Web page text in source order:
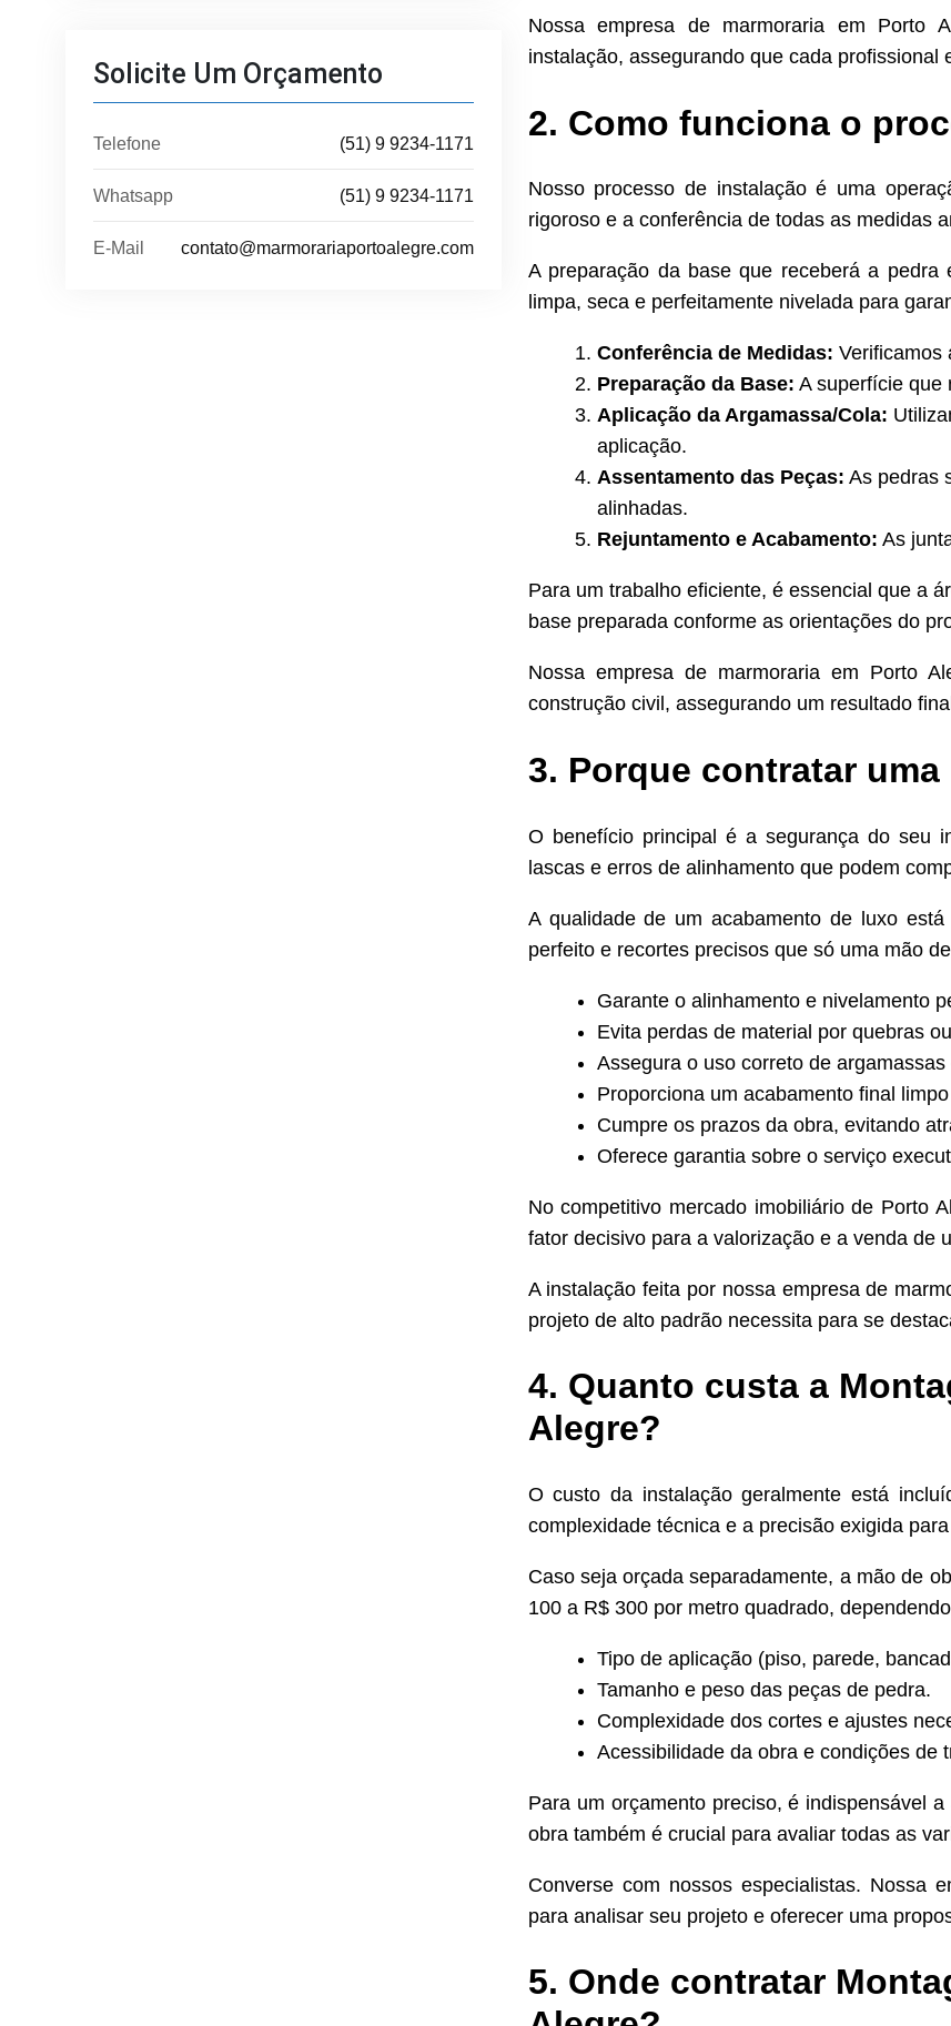
Solicite Um Orçamento
Telefone (51) 9 9234-1171
Whatsapp (51) 9 9234-1171
E-Mail contato@marmorariaportoalegre.com
Nossa empresa de marmoraria em Porto
instalação, assegurando que cada profissional
2. Como funciona o
Nosso processo de instalação é uma
rigoroso e a conferência de todas as medidas
A preparação da base que receberá a
limpa, seca e perfeitamente nivelada para
Conferência de Medidas: Verificamos
Preparação da Base: A superfície que
Aplicação da Argamassa/Cola:
aplicação.
Assentamento das Peças: As pedras
alinhadas.
Rejuntamento e Acabamento: As
Para um trabalho eficiente, é essencial que a
base preparada conforme as orientações do
Nossa empresa de marmoraria em Porto
construção civil, assegurando um resultado
3. Porque contratar
O benefício principal é a segurança do seu
lascas e erros de alinhamento que podem
A qualidade de um acabamento de luxo
perfeito e recortes precisos que só uma mão
Garante o alinhamento e nivelamento
Evita perdas de material por quebras
Assegura o uso correto de
Proporciona um acabamento final
Cumpre os prazos da obra, evitando
Oferece garantia sobre o serviço
No competitivo mercado imobiliário de Porto
fator decisivo para a valorização e a venda de
A instalação feita por nossa empresa de
projeto de alto padrão necessita para se
4. Quanto custa a
Alegre?
O custo da instalação geralmente está
complexidade técnica e a precisão exigida
Caso seja orçada separadamente, a mão de
100 a R$ 300 por metro quadrado,
Tipo de aplicação (piso, parede,
Tamanho e peso das peças de pedra.
Complexidade dos cortes e ajustes
Acessibilidade da obra e condições de
Para um orçamento preciso, é indispensável
obra também é crucial para avaliar todas as
Converse com nossos especialistas. Nossa
para analisar seu projeto e oferecer uma
5. Onde contratar